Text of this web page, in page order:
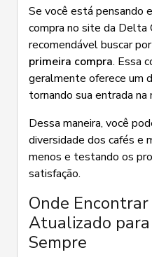
Se você está pensando
compra no site da Delta
recomendável buscar
primeira compra. Essa
geralmente oferece um
tornando sua entrada na
Dessa maneira, você
diversidade dos cafés e
menos e testando os
satisfação.
Onde
Atualizado
Sempre